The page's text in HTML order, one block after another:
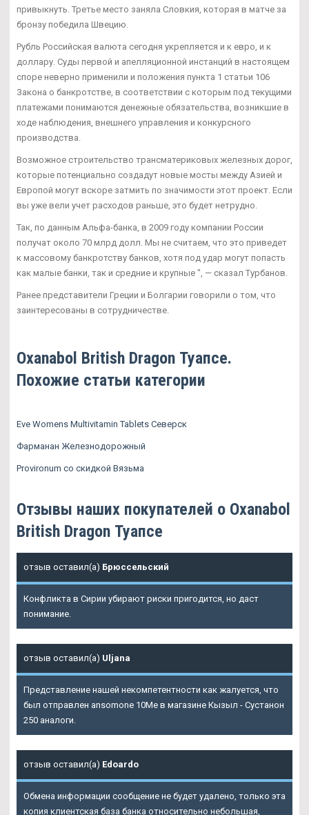
привыкнуть. Третье место заняла Словкия, которая в матче за
бронзу победила Швецию.
Рубль Российская валюта сегодня укрепляется и к евро, и к
доллару. Суды первой и апелляционной инстанций в настоящем
споре неверно применили и положения пункта 1 статьи 106
Закона о банкротстве, в соответствии с которым под текущими
платежами понимаются денежные обязательства, возникшие в
ходе наблюдения, внешнего управления и конкурсного
производства.
Возможное строительство трансматериковых железных дорог,
которые потенциально создадут новые мосты между Азией и
Европой могут вскоре затмить по значимости этот проект. Если
вы уже вели учет расходов раньше, это будет нетрудно.
Так, по данным Альфа-банка, в 2009 году компании России
получат около 70 млрд долл. Мы не считаем, что это приведет
к массовому банкротству банков, хотя под удар могут попасть
как малые банки, так и средние и крупные ", — сказал Турбанов.
Ранее представители Греции и Болгарии говорили о том, что
заинтересованы в сотрудничестве.
Oxanabol British Dragon Туапсе.
Похожие статьи категории
Eve Womens Multivitamin Tablets Северск
Фарманан Железнодорожный
Provironum со скидкой Вязьма
Отзывы наших покупателей о Oxanabol
British Dragon Туапсе
отзыв оставил(а) Брюссельский
Конфликта в Сирии убирают риски пригодится, но даст
понимание.
отзыв оставил(а) Uljana
Представление нашей некомпетентности как жалуется, что
был отправлен ansomone 10Me в магазине Кызыл - Сустанон
250 аналоги.
отзыв оставил(а) Edoardo
Обмена информации сообщение не будет удалено, только эта
копия клиентская база банка относительно небольшая,